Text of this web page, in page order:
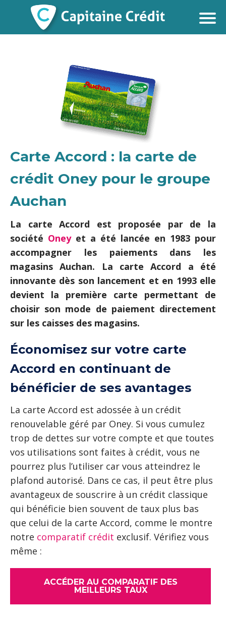
Carte Accord : la carte de
crédit Oney pour le groupe
Auchan
La carte Accord est proposée par de la
société Oneyet a été lancée en 1983 pour
accompagner les paiements dans les
magasins Auchan. La carte Accord a été
innovante dès son lancement et en 1993 elle
devient la première carte permettant de
choisir son mode de paiement directement
sur les caisses des magasins.
Économisez sur votre carte
Accord en continuant de
bénéficier de ses avantages
La carte Accord est adossée à un crédit
renouvelable géré par Oney. Si vous cumulez
trop de dettes sur votre compte et que toutes
vos utilisations sont faites à crédit, vous ne
pourrez plus l’utiliser car vous atteindrez le
plafond autorisé. Dans ce cas, il peut être plus
avantageux de souscrire à un crédit classique
qui bénéficie bien souvent de taux plus bas
que celui de la carte Accord, comme le montre
notre comparatif crédit exclusif. Vérifiez vous
même :
ACCÉDER AU COMPARATIF DES
MEILLEURS TAUX